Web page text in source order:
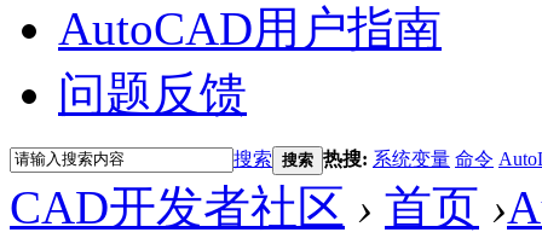
AutoCAD用户指南
问题反馈
搜索 搜索 热搜: 系统变量 命令
CAD开发者社区 › 首页 ›